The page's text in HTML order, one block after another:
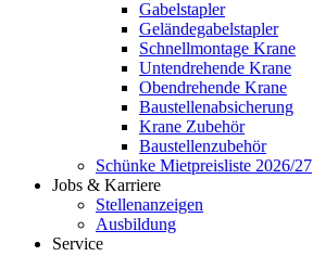
Gabelstapler
Geländegabelstapler
Schnellmontage Krane
Untendrehende Krane
Obendrehende Krane
Baustellenabsicherung
Krane Zubehör
Baustellenzubehör
Schünke Mietpreisliste 2026/27
Jobs & Karriere
Stellenanzeigen
Ausbildung
Service